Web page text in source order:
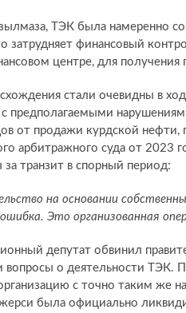
TЭК была намеренно
затрудняет финансовый
центре, для получения
стали очевидны в
с предполагаемыми
от продажи курдской
арбитражного суда от 2023
за транзит в спорный период:
на основании
Это организованная
депутат обвинил
вопросы о деятельности TЭК.
с точно таким же
была официально